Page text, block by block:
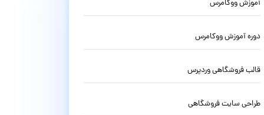
آموزش ووکامرس
دوره آموزش ووکامرس
قالب فروشگاهی وردپرس
طراحی سایت فروشگاهی